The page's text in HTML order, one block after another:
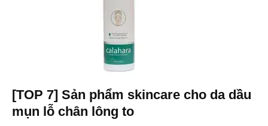
[TOP 7] Sản phẩm skincare cho da dầu
mụn lỗ chân lông to